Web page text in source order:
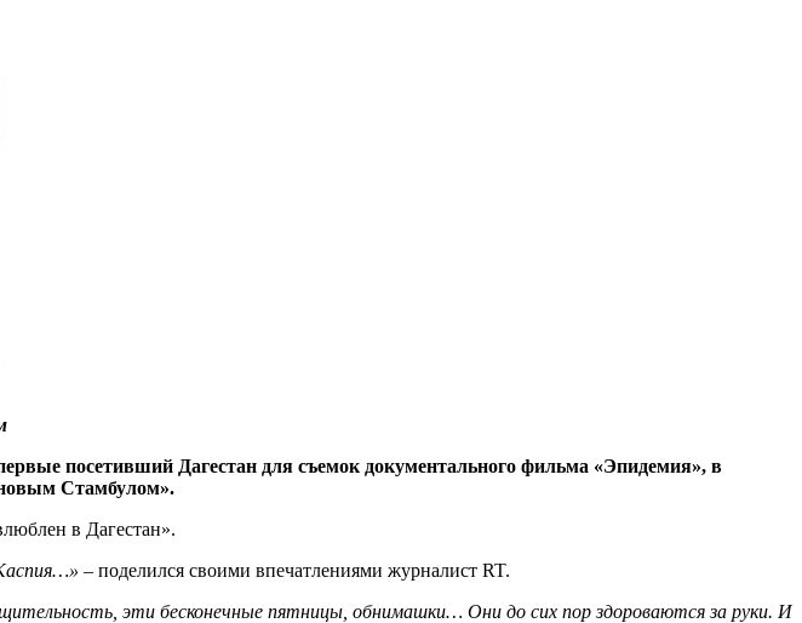
посетивший Дагестан для съемок документального фильма «Эпидемия», в
Стамбулом».
в Дагестан».
– поделился своими впечатлениями журналист RT.
эти бесконечные пятницы, обнимашки… Они до сих пор здороваются за руки. И